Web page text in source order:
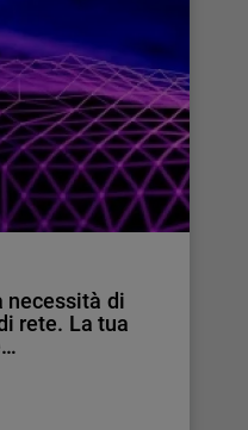
necessità di
rete. La tua